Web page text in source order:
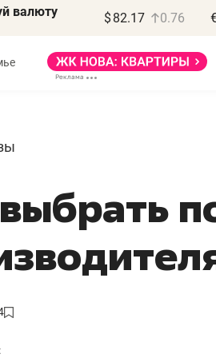
валюту $ 82.17 0.76
Василь Мазитов
МАРТ
«Не зная местных